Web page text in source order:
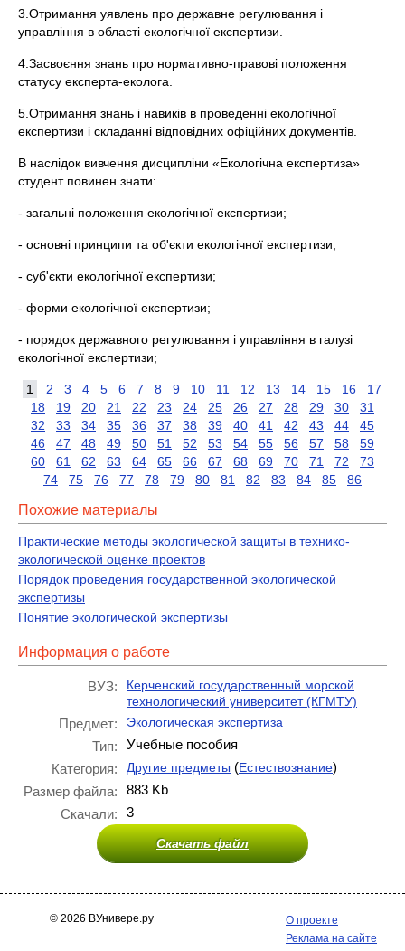
3.Отримання уявлень про державне регулювання і
управління в області екологічної експертизи.
4.Засвоєння знань про нормативно-правові положення
статусу експерта-еколога.
5.Отримання знань і навиків в проведенні екологічної
експертизи і складанні відповідних офіційних документів.
В наслідок вивчення дисципліни «Екологічна експертиза»
студент повинен знати:
- загальні положення екологічної експертизи;
- основні принципи та об'єкти екологічної експертизи;
- суб'єкти екологічної експертизи;
- форми екологічної експертизи;
- порядок державного регулювання і управління в галузі
екологічної експертизи;
1 2 3 4 5 6 7 8 9 10 11 12 13 14 15 16
17
18
19 20 21 22 23 24 25 26 27 28 29 30
31
32
33 34 35 36 37 38 39 40 41 42 43 44
45
46
47 48 49 50 51 52 53 54 55 56 57 58
59
60
61 62 63 64 65 66 67 68 69 70 71 72
73
74
75 76 77 78 79 80 81 82 83 84 85 86
Похожие материалы
Практические методы экологической защиты в технико-
экологической оценке проектов
Порядок проведения государственной экологической
экспертизы
Понятие экологической экспертизы
Информация о работе
ВУЗ:
Керченский государственный морской
технологический университет (КГМТУ)
Предмет: Экологическая экспертиза
Тип:
Учебные пособия
Категория:
Другие предметы (Естествознание)
Размер файла:
883 Kb
Скачали:
3
Скачать файл
© 2026 ВУнивере.ру
О проекте
Реклама на сайте